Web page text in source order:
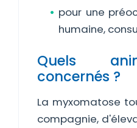
pour une
humaine,
Quels
concernés ?
La myxomatose
compagnie,